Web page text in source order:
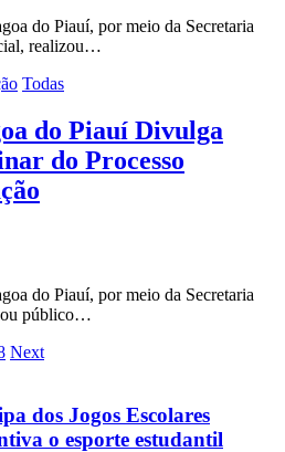
do Piauí, por meio da Secretaria
realizou…
Todas
do Piauí Divulga
do Processo
do Piauí, por meio da Secretaria
público…
Next
dos Jogos Escolares
o esporte estudantil